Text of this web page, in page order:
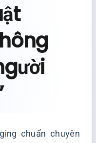
chuẩn chuyên